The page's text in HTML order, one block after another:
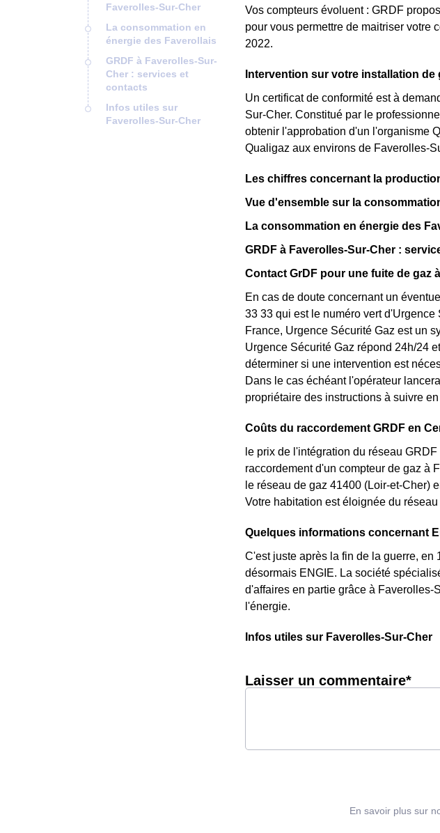
Faverolles-Sur-Cher
La consommation en
énergie des Faverollais
GRDF à Faverolles-Sur-
Cher : services et
contacts
Infos utiles sur
Faverolles-Sur-Cher
Vos compteurs évoluent : GRDF
pour vous permettre de maitriser votre
2022.
Intervention sur votre installation
Un certificat de conformité est à
Sur-Cher. Constitué par le
obtenir l'approbation d'un l'organisme
Qualigaz aux environs de Faverolles-
Les chiffres concernant la
Vue d'ensemble sur la
La consommation en énergie des
GRDF à Faverolles-Sur-Cher :
Contact GrDF pour une fuite de gaz
En cas de doute concernant un
33 33 qui est le numéro vert
France, Urgence Sécurité Gaz est un
Urgence Sécurité Gaz répond 24h/24
déterminer si une intervention est
Dans le cas échéant l'opérateur
propriétaire des instructions à suivre
Coûts du raccordement GRDF en
le prix de l'intégration du réseau
raccordement d'un compteur de gaz à
le réseau de gaz 41400 (Loir-et-Cher)
Votre habitation est éloignée du
Quelques informations concernant
C'est juste après la fin de la guerre,
désormais ENGIE. La société
d'affaires en partie grâce à
l'énergie.
Infos utiles sur Faverolles-Sur-Cher
Laisser un commentaire*
En savoir plus sur